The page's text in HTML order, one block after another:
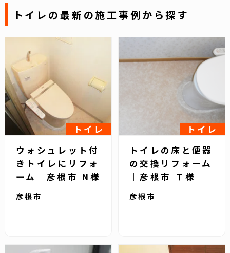
トイレの最新の施工事例から探す
トイレ
ウォシュレット付
きトイレにリフォ
ーム｜彦根市 N様
彦根市
トイレ
トイレの床と便器
の交換リフォーム
｜彦根市 Ｔ様
彦根市